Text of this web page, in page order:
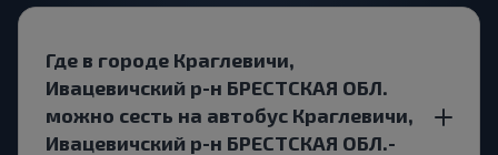
Где в городе Краглевичи,
Ивацевичский р-н БРЕСТСКАЯ ОБЛ.
можно сесть на автобус Краглевичи,
Ивацевичский р-н БРЕСТСКАЯ ОБЛ.-